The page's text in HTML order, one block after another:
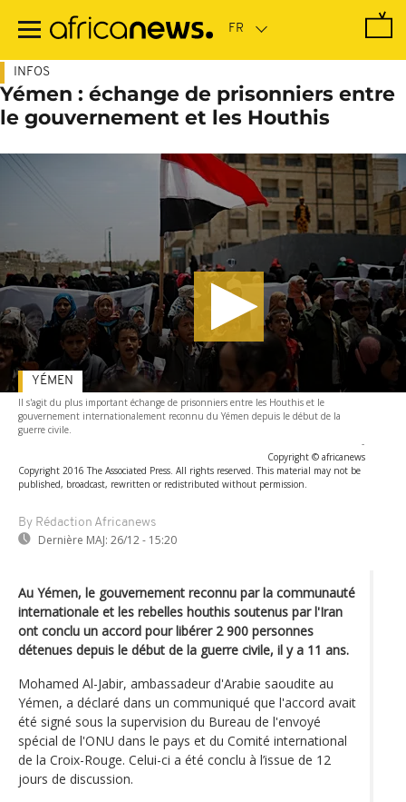
contenu
INFOS
Yémen : échange de prisonniers entre
le gouvernement et les Houthis
Il s'agit du plus important échange de prisonniers entre les Houthis et le
gouvernement internationalement reconnu du Yémen depuis le début de la
guerre civile.
-
Copyright © africanews
Copyright 2016 The Associated Press. All rights reserved. This material may not be
published, broadcast, rewritten or redistributed without permission.
By Rédaction Africanews
Dernière MAJ: 26/12 - 15:20
YÉMEN
Au Yémen, le gouvernement reconnu par la communauté
internationale et les rebelles houthis soutenus par l'Iran
ont conclu un accord pour libérer 2 900 personnes
détenues depuis le début de la guerre civile, il y a 11 ans.
Mohamed Al-Jabir, ambassadeur d'Arabie saoudite au
Yémen, a déclaré dans un communiqué que l'accord avait
été signé sous la supervision du Bureau de l'envoyé
spécial de l'ONU dans le pays et du Comité international
de la Croix-Rouge. Celui-ci a été conclu à l’issue de 12
jours de discussion.